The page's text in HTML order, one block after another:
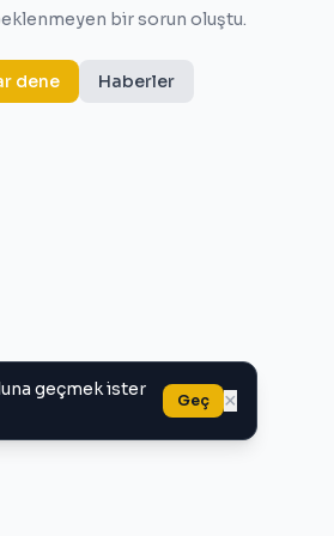
geçmek ister
Geç ×
bir sorun oluştu.
dene Haberler